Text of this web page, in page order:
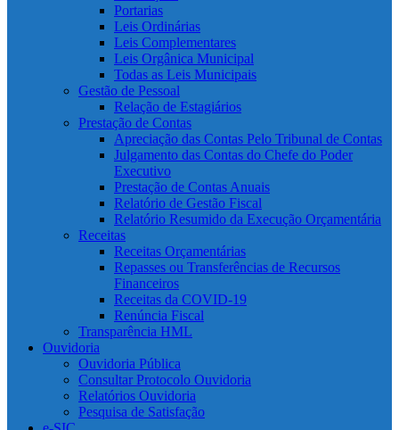
Portarias
Leis Ordinárias
Leis Complementares
Leis Orgânica Municipal
Todas as Leis Municipais
Gestão de Pessoal
Relação de Estagiários
Prestação de Contas
Apreciação das Contas Pelo Tribunal de Contas
Julgamento das Contas do Chefe do Poder
Executivo
Prestação de Contas Anuais
Relatório de Gestão Fiscal
Relatório Resumido da Execução Orçamentária
Receitas
Receitas Orçamentárias
Repasses ou Transferências de Recursos
Financeiros
Receitas da COVID-19
Renúncia Fiscal
Transparência HML
Ouvidoria
Ouvidoria Pública
Consultar Protocolo Ouvidoria
Relatórios Ouvidoria
Pesquisa de Satisfação